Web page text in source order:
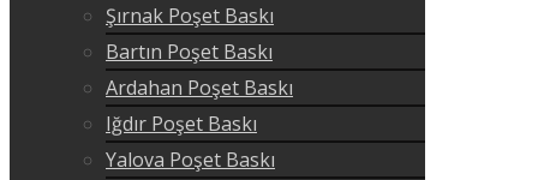
Şırnak Poşet Baskı
Bartın Poşet Baskı
Ardahan Poşet Baskı
Iğdır Poşet Baskı
Yalova Poşet Baskı